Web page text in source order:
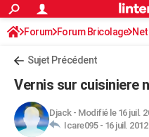
ACTUALITÉS
Politique
Société
Faits Divers
Education
Monde
Villes
+
FINANCE
Retraite
Impôts
Epargne
Immobilier
Risques naturels par ville
Banque
Assurance
Crédit
AUTO
Forum Forum Bricolage
Sujet Précédent
Vernis sur cuisiniere
Djack- Modifié le 16 juil.
Icare095 - 16 juil.